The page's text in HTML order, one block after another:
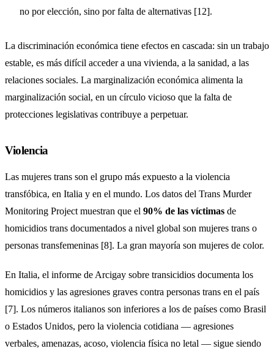
no por elección, sino por falta de alternativas [12].
La discriminación económica tiene efectos en cascada: sin un trabajo
estable, es más difícil acceder a una vivienda, a la sanidad, a las
relaciones sociales. La marginalización económica alimenta la
marginalización social, en un círculo vicioso que la falta de
protecciones legislativas contribuye a perpetuar.
Violencia
Las mujeres trans son el grupo más expuesto a la violencia
transfóbica, en Italia y en el mundo. Los datos del Trans Murder
Monitoring Project muestran que el 90% de las víctimas de
homicidios trans documentados a nivel global son mujeres trans o
personas transfemeninas [8]. La gran mayoría son mujeres de color.
En Italia, el informe de Arcigay sobre transicidios documenta los
homicidios y las agresiones graves contra personas trans en el país
[7]. Los números italianos son inferiores a los de países como Brasil
o Estados Unidos, pero la violencia cotidiana — agresiones
verbales, amenazas, acoso, violencia física no letal — sigue siendo